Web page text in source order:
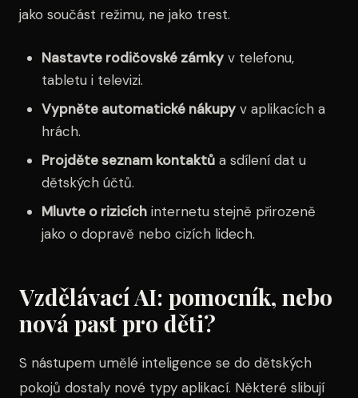
jako součást režimu, ne jako trest.
Nastavte rodičovské zámky v telefonu,
tabletu i televizi.
Vypněte automatické nákupy v aplikacích a
hrách.
Projděte seznam kontaktů a sdílení dat u
dětských účtů.
Mluvte o rizicích internetu stejně přirozeně
jako o dopravě nebo cizích lidech.
Vzdělávací AI: pomocník, nebo
nová past pro děti?
S nástupem umělé inteligence se do dětských
pokojů dostaly nové typy aplikací. Některé slibují